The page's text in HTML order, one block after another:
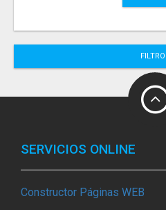
SERVICIOS ONLINE
Constructor Páginas WEB